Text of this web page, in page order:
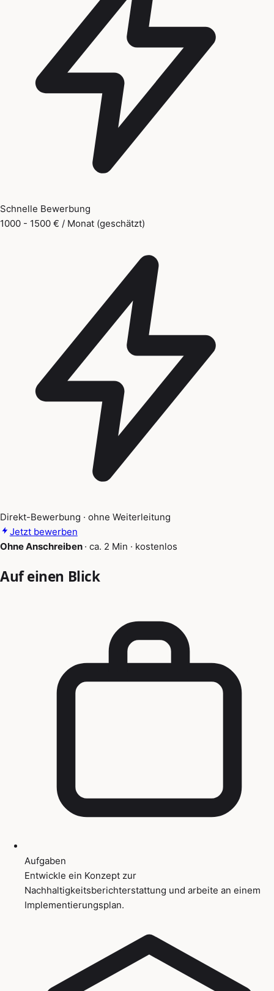
Schnelle Bewerbung
1000 - 1500 € / Monat (geschätzt)
Direkt-Bewerbung · ohne Weiterleitung
Jetzt bewerben
Ohne Anschreiben · ca. 2 Min · kostenlos
Auf einen Blick
Aufgaben
Entwickle ein Konzept zur
Nachhaltigkeitsberichterstattung und arbeite an einem
Implementierungsplan.